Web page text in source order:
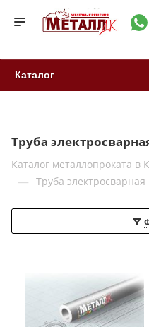
Каталог
Труба
Каталог металлопроката в
— Труба электросварная